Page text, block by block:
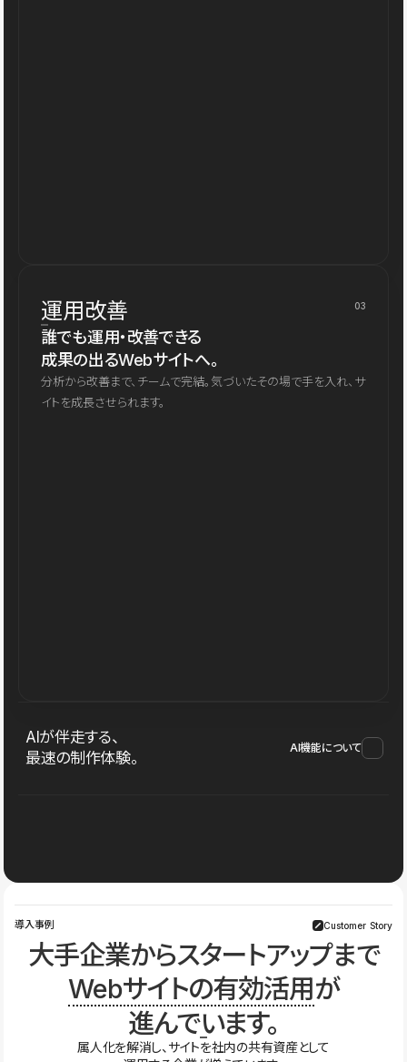
運用改善 03
誰でも運用・改善できる
成果の出るWebサイトへ。
分析から改善まで、チームで完結。気づいたその場で手を入れ、サ
イトを成長させられます。
AIが伴走する、
最速の制作体験。
AI機能について
導入事例 Customer Story
大手企業からスタートアップまで
Webサイトの有効活用が
進んでいます。
属人化を解消し、サイトを社内の共有資産として